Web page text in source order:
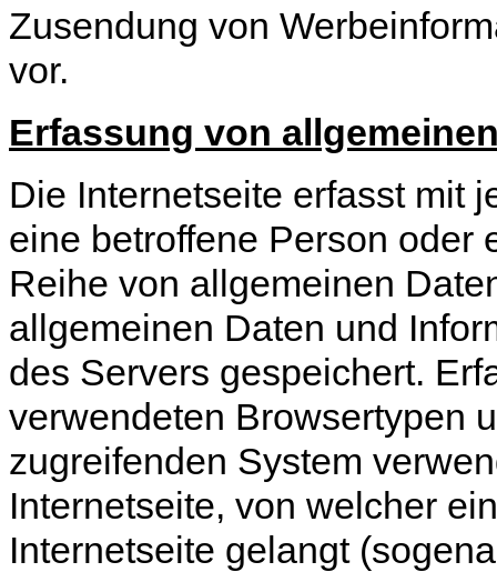
Zusendung von
vor.
Erfassung von
Die Internetseite erfasst mit
eine betroffene Person oder
Reihe von allgemeinen
allgemeinen Daten und
des Servers gespeichert.
verwendeten Browsertypen
zugreifenden System
Internetseite, von welcher
Internetseite gelangt